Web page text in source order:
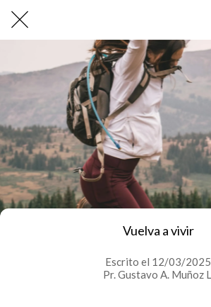
Vuelva a vivir
Escrito el 12/03/2025
Pr. Gustavo A. Muñoz L.